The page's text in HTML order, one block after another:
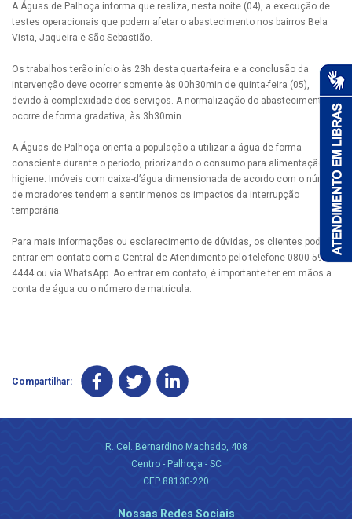
A Águas de Palhoça informa que realiza, nesta noite (04), a execução de
testes operacionais que podem afetar o abastecimento nos bairros Bela
Vista, Jaqueira e São Sebastião.
Os trabalhos terão início às 23h desta quarta-feira e a conclusão da
intervenção deve ocorrer somente às 00h30min de quinta-feira (05),
devido à complexidade dos serviços. A normalização do abastecimento
ocorre de forma gradativa, às 3h30min.
A Águas de Palhoça orienta a população a utilizar a água de forma
consciente durante o período, priorizando o consumo para alimentação e
higiene. Imóveis com caixa-d’água dimensionada de acordo com o número
de moradores tendem a sentir menos os impactos da interrupção
temporária.
Para mais informações ou esclarecimento de dúvidas, os clientes podem
entrar em contato com a Central de Atendimento pelo telefone 0800 595
4444 ou via WhatsApp. Ao entrar em contato, é importante ter em mãos a
conta de água ou o número de matrícula.
Compartilhar:
R. Cel. Bernardino Machado, 408
Centro - Palhoça - SC
CEP 88130-220
Nossas Redes Sociais